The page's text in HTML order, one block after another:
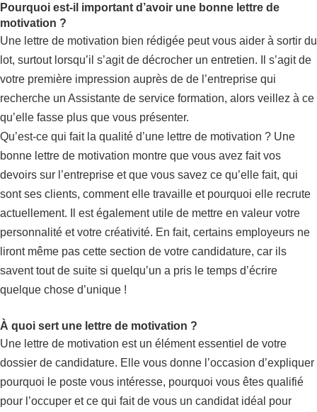
Pourquoi est-il important d’avoir une bonne lettre de
motivation ?
Une lettre de motivation bien rédigée peut vous aider à sortir du
lot, surtout lorsqu’il s’agit de décrocher un entretien. Il s’agit de
votre première impression auprès de de l’entreprise qui
recherche un Assistante de service formation, alors veillez à ce
qu’elle fasse plus que vous présenter.
Qu’est-ce qui fait la qualité d’une lettre de motivation ? Une
bonne lettre de motivation montre que vous avez fait vos
devoirs sur l’entreprise et que vous savez ce qu’elle fait, qui
sont ses clients, comment elle travaille et pourquoi elle recrute
actuellement. Il est également utile de mettre en valeur votre
personnalité et votre créativité. En fait, certains employeurs ne
liront même pas cette section de votre candidature, car ils
savent tout de suite si quelqu’un a pris le temps d’écrire
quelque chose d’unique !
À quoi sert une lettre de motivation ?
Une lettre de motivation est un élément essentiel de votre
dossier de candidature. Elle vous donne l’occasion d’expliquer
pourquoi le poste vous intéresse, pourquoi vous êtes qualifié
pour l’occuper et ce qui fait de vous un candidat idéal pour